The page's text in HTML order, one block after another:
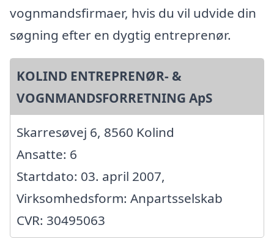
vognmandsfirmaer, hvis du vil udvide din
søgning efter en dygtig entreprenør.
KOLIND ENTREPRENØR- &
VOGNMANDSFORRETNING ApS
Skarresøvej 6, 8560 Kolind
Ansatte: 6
Startdato: 03. april 2007,
Virksomhedsform: Anpartsselskab
CVR: 30495063